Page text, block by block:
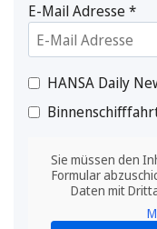
E-Mail Adresse*
HANSA Daily
Sie müssen den
Formular
Daten mit